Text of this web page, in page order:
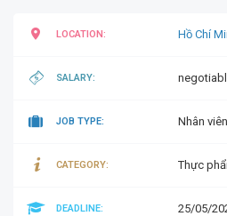
LOCATION: Hồ Chí
SALARY:
JOB TYPE: Nhân
CATEGORY: Thực
DEADLINE: 25/05/